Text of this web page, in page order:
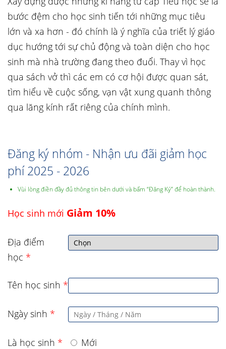
bước đệm cho học sinh tiến tới những mục tiêu
lớn và xa hơn - đó chính là ý nghĩa của triết lý giáo
dục hướng tới sự chủ động và toàn diện cho học
sinh mà nhà trường đang theo đuổi. Thay vì học
qua sách vở thì các em có cơ hội được quan sát,
tìm hiểu về cuộc sống, vạn vật xung quanh thông
qua lăng kính rất riêng của chính mình.
Đăng ký nhóm - Nhận ưu đãi giảm học
phí 2025 - 2026
Vùi lòng điền đầy đủ thông tin bên dưới và bấm “Đăng Ký” để hoàn thành.
Học sinh mới Giảm 10%
Địa điểm
học *
Tên học sinh *
Ngày sinh *
Là học sinh * Mới